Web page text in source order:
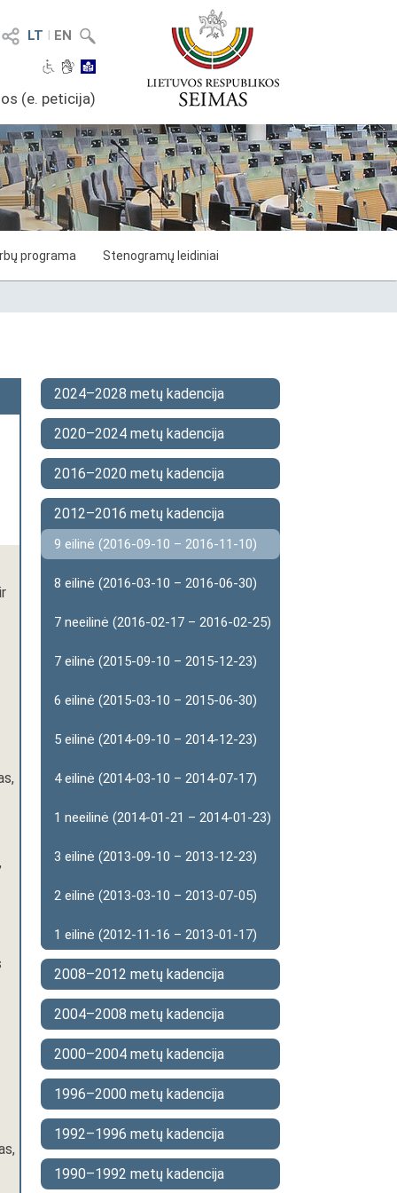
LT I EN
(e. peticija)
programa Stenogramų leidiniai
2024–2028 metų kadencija
2020–2024 metų kadencija
2016–2020 metų kadencija
2012–2016 metų kadencija
9 eilinė (2016-09-10 – 2016-11-10)
8 eilinė (2016-03-10 – 2016-06-30)
7 neeilinė (2016-02-17 – 2016-02-25)
7 eilinė (2015-09-10 – 2015-12-23)
6 eilinė (2015-03-10 – 2015-06-30)
5 eilinė (2014-09-10 – 2014-12-23)
4 eilinė (2014-03-10 – 2014-07-17)
1 neeilinė (2014-01-21 – 2014-01-23)
3 eilinė (2013-09-10 – 2013-12-23)
2 eilinė (2013-03-10 – 2013-07-05)
1 eilinė (2012-11-16 – 2013-01-17)
2008–2012 metų kadencija
2004–2008 metų kadencija
2000–2004 metų kadencija
1996–2000 metų kadencija
1992–1996 metų kadencija
1990–1992 metų kadencija